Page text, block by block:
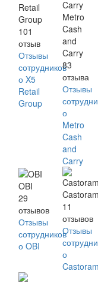
Retail
Group
101
отзыв
Отзывы
сотрудников
о X5
Retail
Group
Metro
Cash
and
Carry
83
отзыва
Отзывы
о
Metro
Cash
and
Carry
OBI
29
отзывов
Отзывы
сотрудников
о OBI
11
отзывов
Отзывы
о